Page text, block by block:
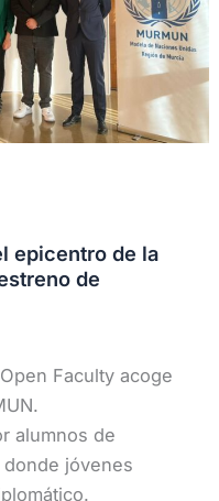
epicentro de la
de
Faculty acoge
alumnos de
jóvenes